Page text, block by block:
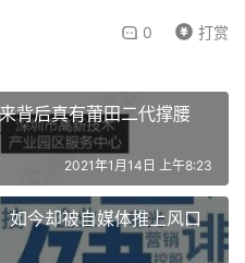
0 打赏
背后真有莆田二代撑腰
2021年1月14日 上午8:23
如今却被自媒体推上风口